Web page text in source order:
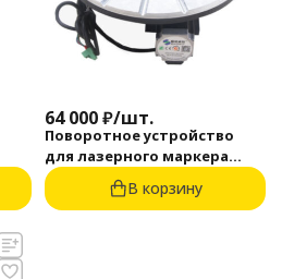
64 000₽/шт.
Поворотное устройство
для лазерного маркера
M5Box Rotary Pen
В корзину